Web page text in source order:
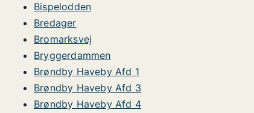
Bispelodden
Bredager
Bromarksvej
Bryggerdammen
Brøndby Haveby Afd 1
Brøndby Haveby Afd 3
Brøndby Haveby Afd 4